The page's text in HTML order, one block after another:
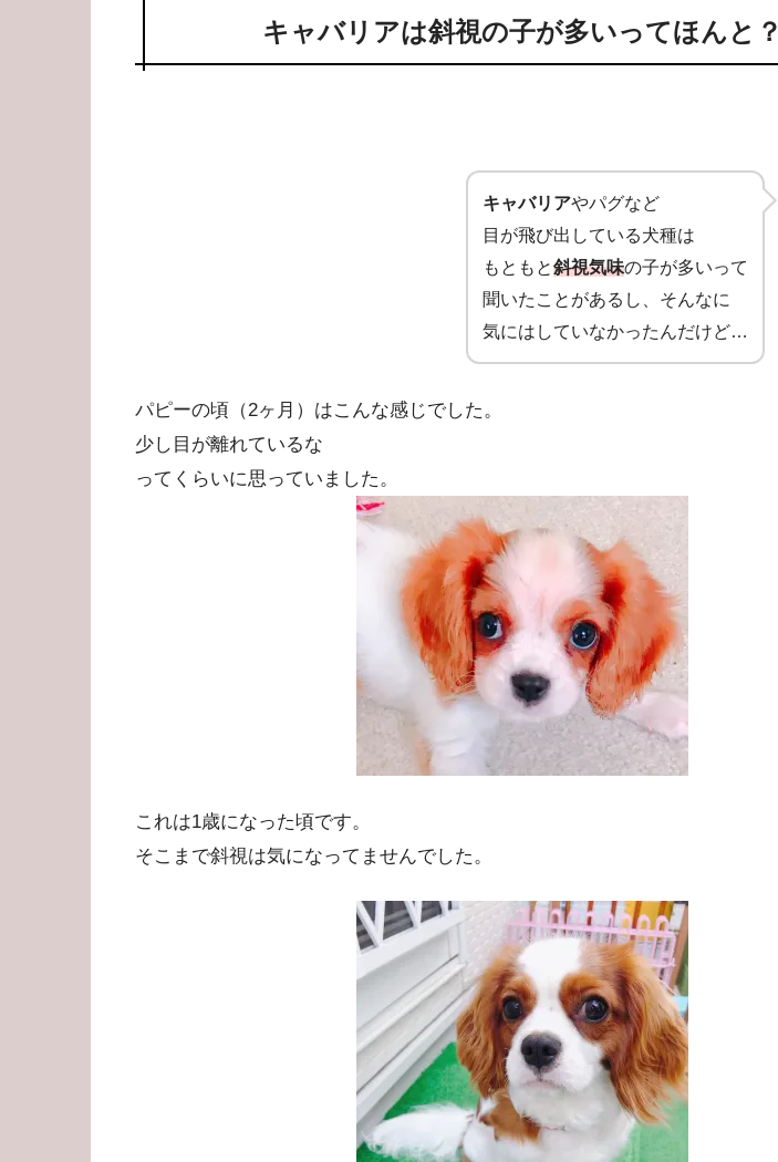
キャバリアは斜視の子が多いってほんと？
キャバリアやパグなど
目が飛び出している犬種は
もともと斜視気味の子が多いって
聞いたことがあるし、そんなに
気にはしていなかったんだけど…
パピーの頃（2ヶ月）はこんな感じでした。
少し目が離れているな
ってくらいに思っていました。
これは1歳になった頃です。
そこまで斜視は気になってませんでした。